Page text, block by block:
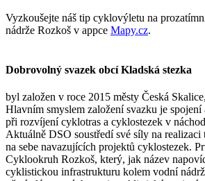
Vyzkoušejte náš tip cyklovýletu na
nádrže Rozkoš v appce Mapy.cz.
Dobrovolný svazek obcí Kladská stezka
byl založen v roce 2015 městy Česká
Hlavním smyslem založení svazku je
při rozvíjení cyklotras a cyklostezek v
Aktuálně DSO soustředí své síly na realizaci
na sebe navazujících projektů cyklostezek.
Cyklookruh Rozkoš, který, jak název
cyklistickou infrastrukturu kolem vodní